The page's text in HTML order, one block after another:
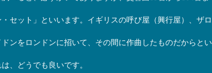
・セット」といいます。イギリスの呼び屋（興行屋）、ザロ
ンをロンドンに招いて、その間に作曲したものだからとい
、どうでも良いです。